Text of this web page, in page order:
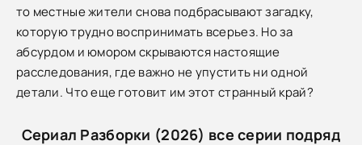
то местные жители снова подбрасывают загадку,
которую трудно воспринимать всерьез. Но за
абсурдом и юмором скрываются настоящие
расследования, где важно не упустить ни одной
детали. Что еще готовит им этот странный край?
Сериал Разборки (2026) все серии подряд